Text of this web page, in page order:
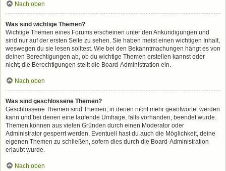
Nach oben
Was sind wichtige Themen?
Wichtige Themen eines Forums erscheinen unter den Ankündigungen und
sind nur auf der ersten Seite zu sehen. Sie haben meist einen wichtigen Inhalt,
weswegen du sie lesen solltest. Wie bei den Bekanntmachungen hängt es von
deinen Berechtigungen ab, ob du wichtige Themen erstellen kannst oder
nicht; die Berechtigungen stellt die Board-Administration ein.
Nach oben
Was sind geschlossene Themen?
Geschlossene Themen sind Themen, in denen nicht mehr geantwortet werden
kann und bei denen eine laufende Umfrage, falls vorhanden, beendet wurde.
Themen können aus vielen Gründen durch einen Moderator oder
Administrator gesperrt werden. Eventuell hast du auch die Möglichkeit, deine
eigenen Themen zu schließen, sofern dies durch die Board-Administration
erlaubt wurde.
Nach oben